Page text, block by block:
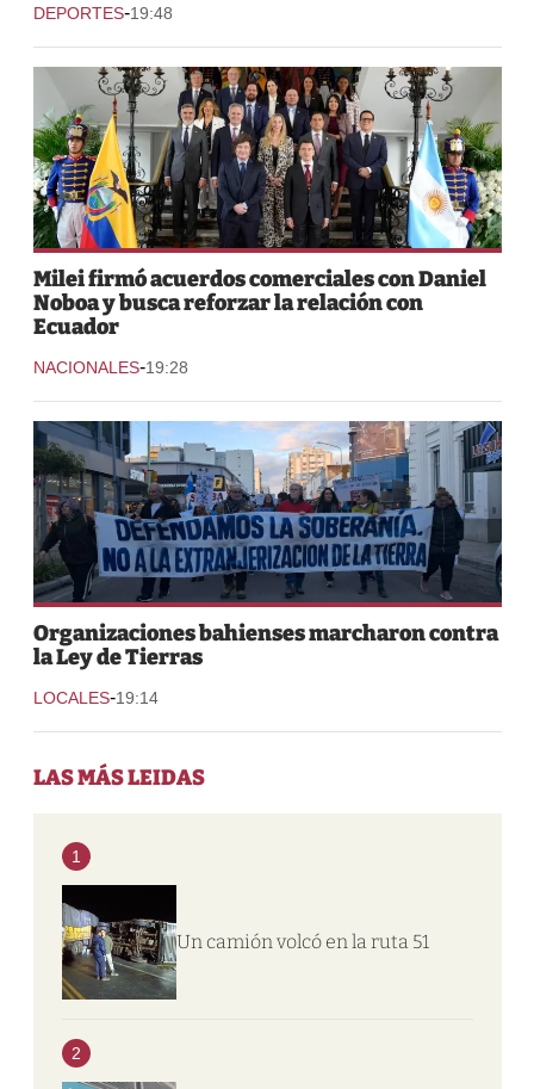
DEPORTES-19:48
Milei firmó acuerdos comerciales con Daniel
Noboa y busca reforzar la relación con
Ecuador
NACIONALES-19:28
Organizaciones bahienses marcharon contra
la Ley de Tierras
LOCALES-19:14
LAS MÁS LEIDAS
1
Un camión volcó en la ruta 51
2